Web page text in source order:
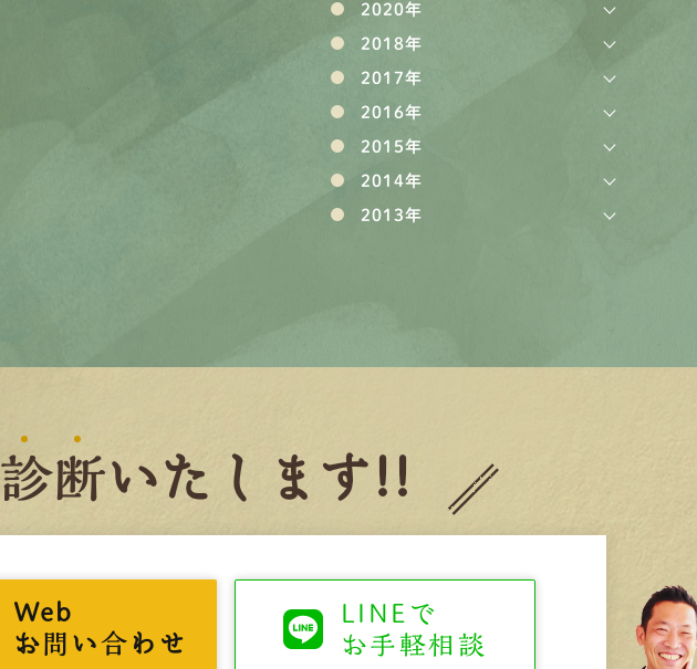
2020年
2018年
2017年
2016年
2015年
2014年
2013年
診断いたします!!
Web
お問い合わせ
LINEで
お手軽相談